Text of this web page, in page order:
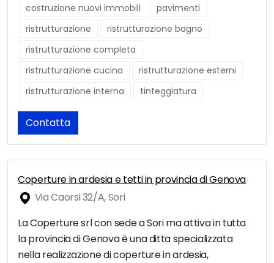
costruzione nuovi immobili
pavimenti
ristrutturazione
ristrutturazione bagno
ristrutturazione completa
ristrutturazione cucina
ristrutturazione esterni
ristrutturazione interna
tinteggiatura
Contatta
Coperture in ardesia e tetti in provincia di Genova
Via Caorsi 32/A, Sori
La Coperture srl con sede a Sori ma attiva in tutta
la provincia di Genova è una ditta specializzata
nella realizzazione di coperture in ardesia,